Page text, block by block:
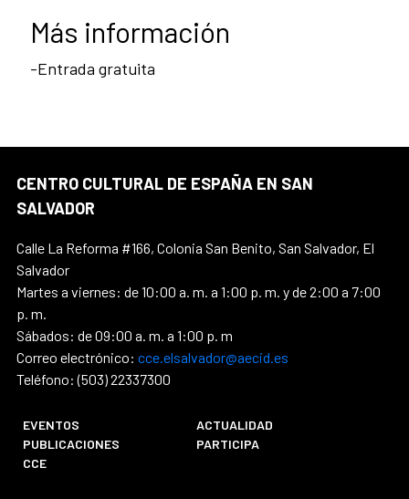
Más información
-Entrada gratuita
CENTRO CULTURAL DE ESPAÑA EN SAN
SALVADOR
Calle La Reforma #166, Colonia San Benito, San Salvador, El
Salvador
Martes a viernes: de 10:00 a. m. a 1:00 p. m. y de 2:00 a 7:00
p. m.
Sábados: de 09:00 a. m. a 1:00 p. m
Correo electrónico: cce.elsalvador@aecid.es
Teléfono: (503) 22337300
EVENTOS
ACTUALIDAD
PUBLICACIONES
PARTICIPA
CCE